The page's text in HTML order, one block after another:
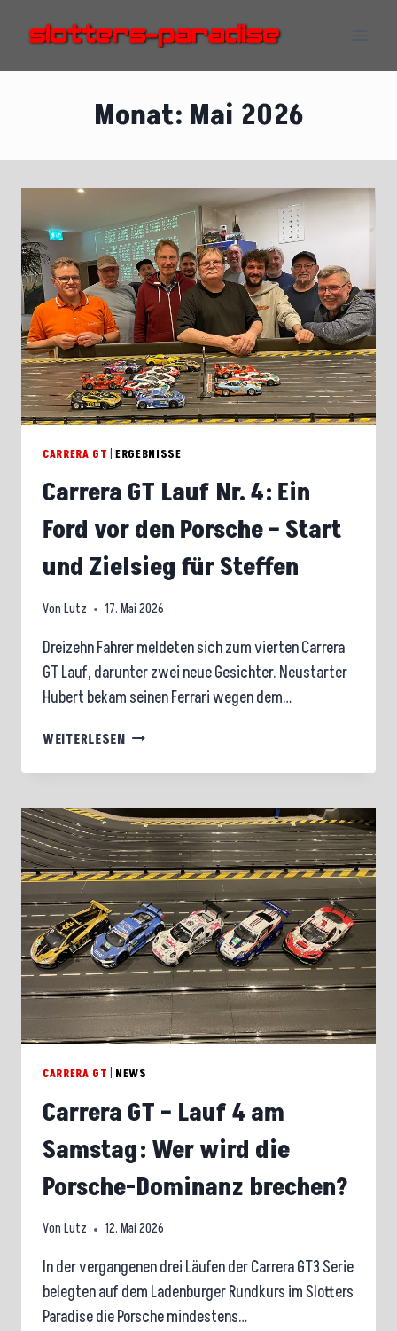
Inhalt
Monat: Mai 2026
CARRERA GT |ERGEBNISSE
Carrera GT Lauf Nr. 4: Ein
Ford vor den Porsche – Start
und Zielsieg für Steffen
Von Lutz 17. Mai 2026
Dreizehn Fahrer meldeten sich zum vierten Carrera
GT Lauf, darunter zwei neue Gesichter. Neustarter
Hubert bekam seinen Ferrari wegen dem…
WEITERLESENCARRERA
LAUF
4:
EIN
FORD
VOR
DEN
PORSCHE
–
START
ZIELSIEG
FÜR
STEFFEN
CARRERA GT NEWS
Carrera GT – Lauf 4 am
Samstag: Wer wird die
Porsche-Dominanz brechen?
Von Lutz 12. Mai 2026
In der vergangenen drei Läufen der Carrera GT3 Serie
belegten auf dem Ladenburger Rundkurs im Slotters
Paradise die Porsche mindestens…